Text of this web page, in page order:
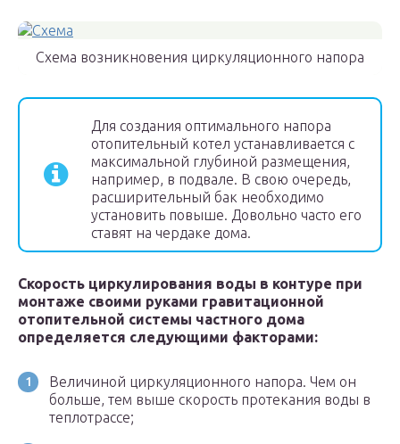
Схема возникновения циркуляционного напора
Для создания оптимального напора
отопительный котел устанавливается с
максимальной глубиной размещения,
например, в подвале. В свою очередь,
расширительный бак необходимо
установить повыше. Довольно часто его
ставят на чердаке дома.
Скорость циркулирования воды в контуре при
монтаже своими руками гравитационной
отопительной системы частного дома
определяется следующими факторами:
Величиной циркуляционного напора. Чем он
больше, тем выше скорость протекания воды в
теплотрассе;